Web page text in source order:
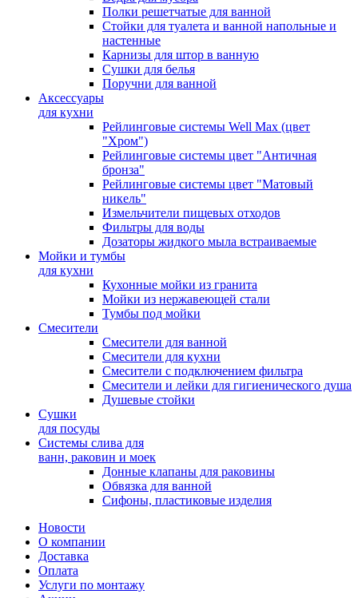
Полки решетчатые для ванной
Стойки для туалета и ванной напольные и
настенные
Карнизы для штор в ванную
Сушки для белья
Поручни для ванной
Аксессуары
для кухни
Рейлинговые системы Well Max (цвет
"Хром")
Рейлинговые системы цвет "Античная
бронза"
Рейлинговые системы цвет "Матовый
никель"
Измельчители пищевых отходов
Фильтры для воды
Дозаторы жидкого мыла встраиваемые
Мойки и тумбы
для кухни
Кухонные мойки из гранита
Мойки из нержавеющей стали
Тумбы под мойки
Смесители
Смесители для ванной
Смесители для кухни
Смесители с подключением фильтра
Cмесители и лейки для гигиенического душа
Душевые стойки
Сушки
для посуды
Системы слива для
ванн, раковин и моек
Донные клапаны для раковины
Обвязка для ванной
Сифоны, пластиковые изделия
Новости
О компании
Доставка
Оплата
Услуги по монтажу